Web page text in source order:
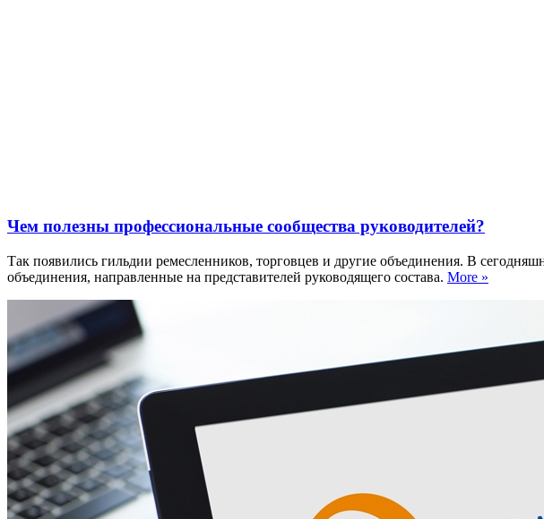
Чем полезны профессиональные сообщества руководителей?
Так появились гильдии ремесленников, торговцев и другие объединения. В
объединения, направленные на представителей руководящего состава. More »